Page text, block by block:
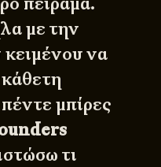
με την
να
μπίρες
τι